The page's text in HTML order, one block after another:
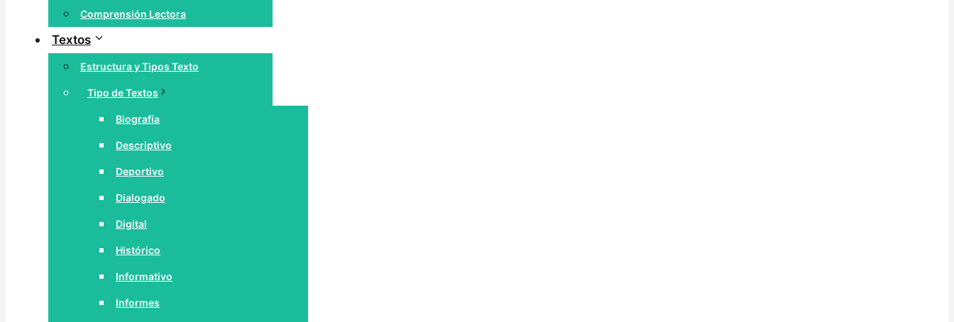
Comprensión Lectora
Textos
Estructura y Tipos Texto
Tipo de Textos
Biografía
Descriptivo
Deportivo
Dialogado
Digital
Histórico
Informativo
Informes